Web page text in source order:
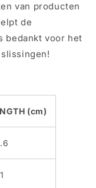
van producten
de
bedankt voor het
(cm)